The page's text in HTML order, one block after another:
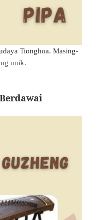
Tionghoa. Masing-
unik.